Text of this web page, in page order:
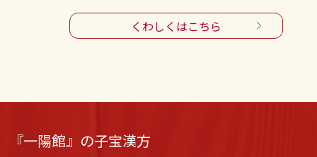
くわしくはこちら
『一陽館』の子宝漢方